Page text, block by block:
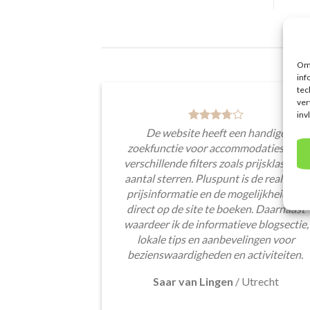
De website heeft een handige
zoekfunctie voor accommodaties met
verschillende filters zoals prijsklasse en
aantal sterren. Pluspunt is de real-time
prijsinformatie en de mogelijkheid om
direct op de site te boeken. Daarnaast
waardeer ik de informatieve blogsectie,
lokale tips en aanbevelingen voor
bezienswaardigheden en activiteiten.
Saar van Lingen / Utrecht